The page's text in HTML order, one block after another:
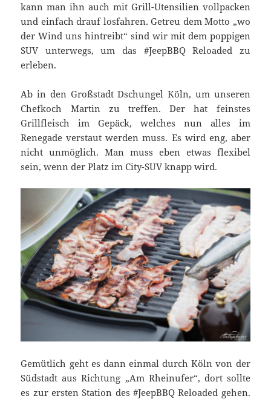
kann man ihn auch mit Grill-Utensilien vollpacken
und einfach drauf losfahren. Getreu dem Motto „wo
der Wind uns hintreibt“ sind wir mit dem poppigen
SUV unterwegs, um das #JeepBBQ Reloaded zu
erleben.
Ab in den Großstadt Dschungel Köln, um unseren
Chefkoch Martin zu treffen. Der hat feinstes
Grillfleisch im Gepäck, welches nun alles im
Renegade verstaut werden muss. Es wird eng, aber
nicht unmöglich. Man muss eben etwas flexibel
sein, wenn der Platz im City-SUV knapp wird.
Gemütlich geht es dann einmal durch Köln von der
Südstadt aus Richtung „Am Rheinufer“, dort sollte
es zur ersten Station des #JeepBBQ Reloaded gehen.